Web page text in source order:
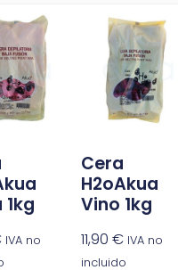
1kg
IVA no
Cera
H2oAkua
Vino 1kg
11,90€ IVA no
incluido